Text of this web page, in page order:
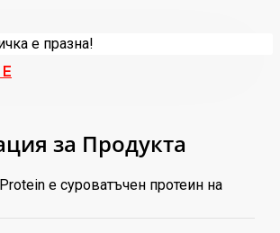
е празна!
за Продукта
е суроватъчен протеин на